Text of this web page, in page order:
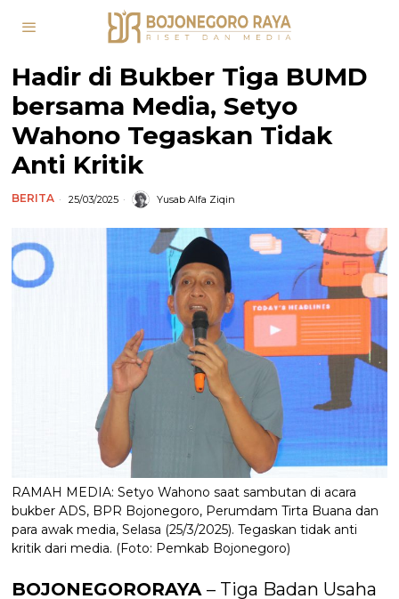
Hadir di Bukber Tiga BUMD
bersama Media, Setyo
Wahono Tegaskan Tidak
Anti Kritik
BERITA 25/03/2025 Yusab Alfa Ziqin
RAMAH MEDIA: Setyo Wahono saat sambutan di acara
bukber ADS, BPR Bojonegoro, Perumdam Tirta Buana dan
para awak media, Selasa (25/3/2025). Tegaskan tidak anti
kritik dari media. (Foto: Pemkab Bojonegoro)
BOJONEGORORAYA– Tiga Badan Usaha